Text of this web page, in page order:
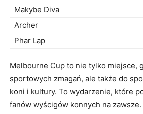
Makybe Diva
Archer
Phar Lap
Melbourne Cup‍ to nie⁣ tylko⁤ miejsce,
⁢sportowych zmagań, ale także do
koni​ i kultury. To wydarzenie, które‍
⁣fanów wyścigów konnych na zawsze.